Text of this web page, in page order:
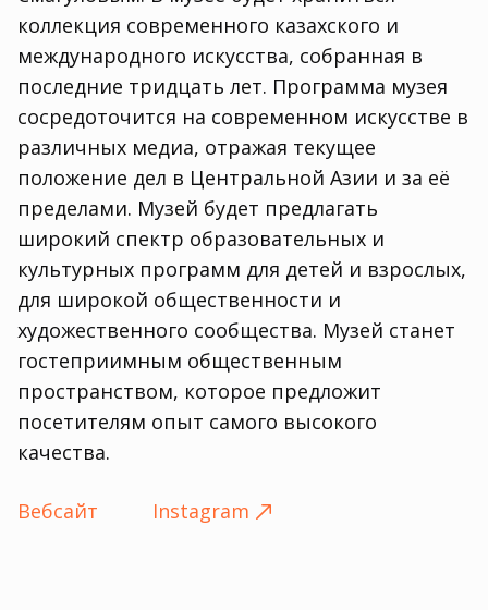
коллекция современного казахского и
международного искусства, собранная в
последние тридцать лет. Программа музея
сосредоточится на современном искусстве в
различных медиа, отражая текущее
положение дел в Центральной Азии и за её
пределами. Музей будет предлагать
широкий спектр образовательных и
культурных программ для детей и взрослых,
для широкой общественности и
художественного сообщества. Музей станет
гостеприимным общественным
пространством, которое предложит
посетителям опыт самого высокого
качества.
Вебсайт Instagram